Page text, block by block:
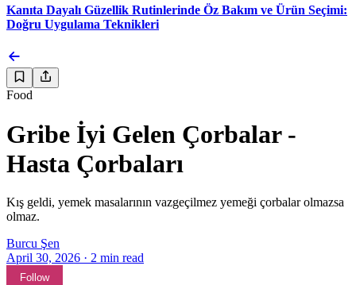
Kanıta Dayalı Güzellik Rutinlerinde Öz Bakım ve Ürün Seçimi:
Doğru Uygulama Teknikleri
Food
Gribe İyi Gelen Çorbalar -
Hasta Çorbaları
Kış geldi, yemek masalarının vazgeçilmez yemeği çorbalar olmazsa
olmaz.
Burcu Şen
April 30, 2026 · 2 min read
Follow